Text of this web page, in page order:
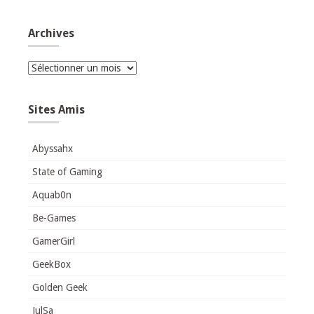
Archives
Archives
Sites Amis
Abyssahx
State of Gaming
Aquab0n
Be-Games
GamerGirl
GeekBox
Golden Geek
JulSa